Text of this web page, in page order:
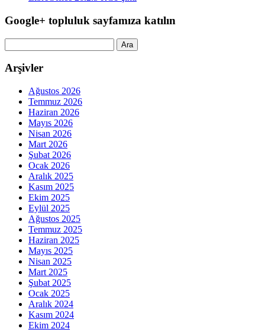
Google+ topluluk sayfamıza katılın
Arşivler
Ağustos 2026
Temmuz 2026
Haziran 2026
Mayıs 2026
Nisan 2026
Mart 2026
Şubat 2026
Ocak 2026
Aralık 2025
Kasım 2025
Ekim 2025
Eylül 2025
Ağustos 2025
Temmuz 2025
Haziran 2025
Mayıs 2025
Nisan 2025
Mart 2025
Şubat 2025
Ocak 2025
Aralık 2024
Kasım 2024
Ekim 2024